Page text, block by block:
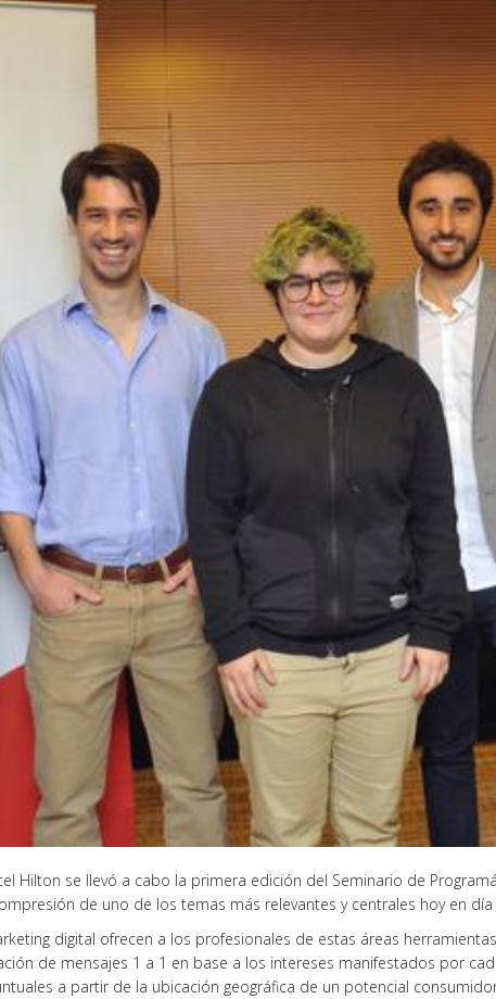
Hilton se llevó a cabo la primera edición del Seminario de
de uno de los temas más relevantes y centrales hoy en
digital ofrecen a los profesionales de estas áreas
de mensajes 1 a 1 en base a los intereses manifestados por
a partir de la ubicación geográfica de un potencial